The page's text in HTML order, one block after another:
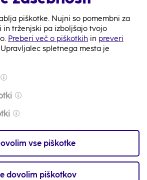
Nazaj
24/7
24/7
piškotke. Nujni so pomembni za
trženjski pa izboljšajo tvojo
Preberi več o piškotkih in preveri
Upravljalec spletnega mesta je
vse piškotke
dovolim piškotkov